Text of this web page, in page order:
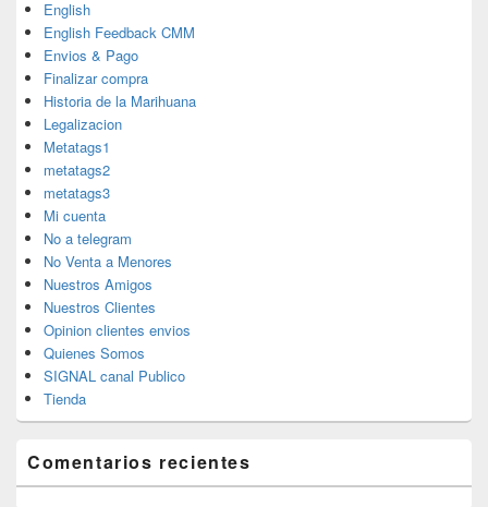
English
English Feedback CMM
Envios & Pago
Finalizar compra
Historia de la Marihuana
Legalizacion
Metatags1
metatags2
metatags3
Mi cuenta
No a telegram
No Venta a Menores
Nuestros Amigos
Nuestros Clientes
Opinion clientes envios
Quienes Somos
SIGNAL canal Publico
Tienda
Comentarios recientes